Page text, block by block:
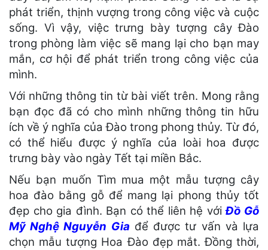
phát triển, thịnh vượng trong công việc và cuộc
sống. Vì vậy, việc trưng bày tượng cây Đào
trong phòng làm việc sẽ mang lại cho bạn may
mắn, cơ hội để phát triển trong công việc của
mình.
Với những thông tin từ bài viết trên. Mong rằng
bạn đọc đã có cho mình những thông tin hữu
ích về ý nghĩa của Đào trong phong thủy. Từ đó,
có thể hiểu được ý nghĩa của loài hoa được
trưng bày vào ngày Tết tại miền Bắc.
Nếu bạn muốn Tìm mua một mẫu tượng cây
hoa đào bằng gỗ để mang lại phong thủy tốt
đẹp cho gia đình. Bạn có thể liên hệ vớiĐồ Gỗ
Mỹ Nghệ Nguyễn Gia để được tư vấn và lựa
chọn mẫu tượng Hoa Đào đẹp mắt. Đồng thời,